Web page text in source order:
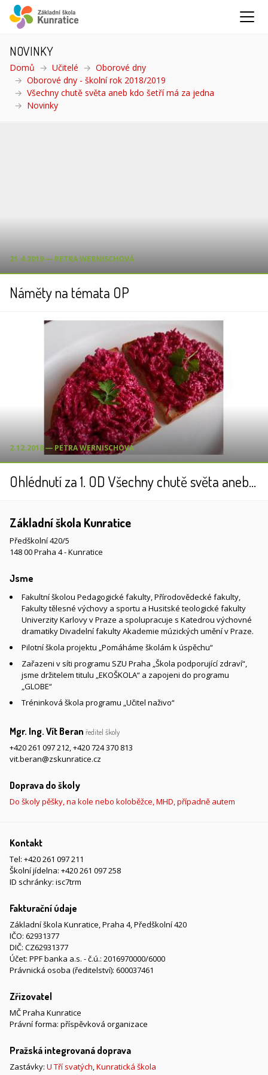
NOVINKY
Domů Učitelé
Oborové dny
Oborové dny - školní rok 2018/2019
Všechny chutě světa aneb kdo šetří má za jedna
Novinky
21.4.2019 ― PETRA WERNISCHOVÁ
Náměty na témata OP
2.12.2018 ― PETRA WERNISCHOVÁ
Ohlédnutí za 1. OD Všechny chutě světa aneb kdo šetří, má za jedna
Základní škola Kunratice
Předškolní 420/5
148 00 Praha 4 - Kunratice
Jsme
Fakultní školou Pedagogické fakulty, Přírodovědecké fakulty,
Fakulty tělesné výchovy a sportu a Husitské teologické fakulty
Univerzity Karlovy v Praze a spolupracuje s Katedrou výchovné
dramatiky Divadelní fakulty Akademie múzických umění v Praze.
Pilotní škola projektu „Pomáháme školám k úspěchu“
Zařazeni v síti programu SZU Praha „Škola podporující zdraví“,
jsme držitelem titulu „EKOŠKOLA“ a zapojeni do programu
„GLOBE“
Tréninková škola programu „Učitel naživo“
Mgr. Ing. Vít Beran ředitel školy
+420 261 097 212,+420 724 370 813
vit.beran@zskunratice.cz
Doprava do školy
Do školy pěšky, na kole nebo koloběžce, MHD, případně autem
Kontakt
Tel: +420 261 097 211
Školní jídelna: +420 261 097 258
ID schránky: isc7trm
Fakturační údaje
Základní škola Kunratice, Praha 4, Předškolní 420
IČO: 62931377
DIČ: CZ62931377
Účet: PPF banka a.s. - č.ú.: 2016970000/6000
Právnická osoba (ředitelství): 600037461
Zřizovatel
MČ Praha Kunratice
Právní forma: příspěvková organizace
Pražská integrovaná doprava
Zastávky: U Tří svatých,Kunratická škola